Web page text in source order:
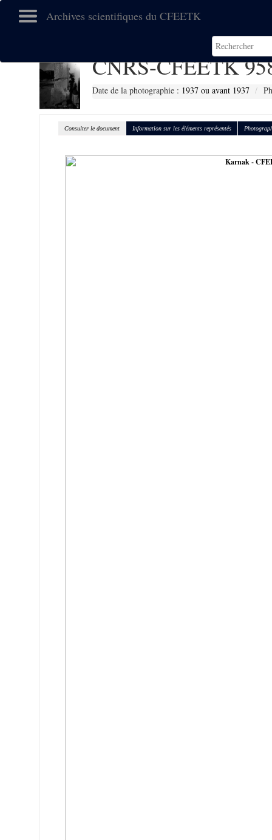
Archives scientifiques du CFEETK
CNRS-CFEETK
Date de la photographie : 1937 ou avant 1937
Consulter le document Information sur les éléments représentés